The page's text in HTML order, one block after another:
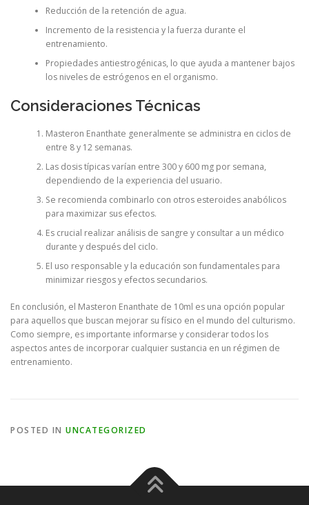
Reducción de la retención de agua.
Incremento de la resistencia y la fuerza durante el
entrenamiento.
Propiedades antiestrogénicas, lo que ayuda a mantener bajos
los niveles de estrógenos en el organismo.
Consideraciones Técnicas
Masteron Enanthate generalmente se administra en ciclos de
entre 8 y 12 semanas.
Las dosis típicas varían entre 300 y 600 mg por semana,
dependiendo de la experiencia del usuario.
Se recomienda combinarlo con otros esteroides anabólicos
para maximizar sus efectos.
Es crucial realizar análisis de sangre y consultar a un médico
durante y después del ciclo.
El uso responsable y la educación son fundamentales para
minimizar riesgos y efectos secundarios.
En conclusión, el Masteron Enanthate de 10ml es una opción popular
para aquellos que buscan mejorar su físico en el mundo del culturismo.
Como siempre, es importante informarse y considerar todos los
aspectos antes de incorporar cualquier sustancia en un régimen de
entrenamiento.
POSTED IN UNCATEGORIZED